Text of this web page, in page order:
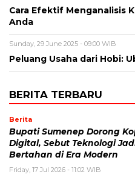
Cara Efektif Menganalisis
Anda
Sunday, 29 June 2025 - 09:00 WIB
Peluang Usaha dari Hobi:
BERITA TERBARU
Berita
Bupati Sumenep Dorong
Digital, Sebut Teknologi
Bertahan di Era Modern
Friday, 17 Jul 2026 - 11:02 WIB